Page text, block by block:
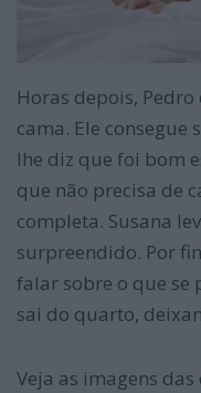
Horas depois,
cama. Ele consegue
lhe diz que foi bom
que não precisa de
completa. Susana
surpreendido. Por
falar sobre o que se
sai do quarto,
Veja as imagens